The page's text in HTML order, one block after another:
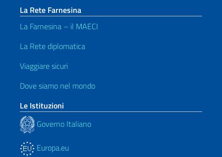
La Rete Farnesina
La Farnesina – il MAECI
La Rete diplomatica
Viaggiare sicuri
Dove siamo nel mondo
Le Istituzioni
Governo Italiano
Europa.eu